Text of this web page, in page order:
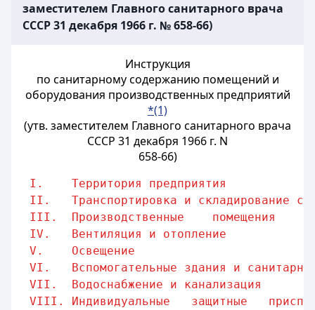
заместителем Главного санитарного врача
СССР 31 декабря 1966 г. № 658-66)
Инструкция
по санитарному содержанию помещений и
оборудования производственных предприятий
*(1)
(утв. заместителем Главного санитарного врача
СССР 31 декабря 1966 г. N
658-66)
I.    Территория предприятия
II.   Транспортировка и складирование
III.  Производственные    помещения    и
IV.   Вентиляция и отопление
V.    Освещение
VI.   Вспомогательные здания и
VII.  Водоснабжение и канализация
VIII. Индивидуальные   защитные